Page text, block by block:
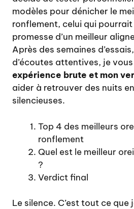
modèles pour dénicher le
ronflement, celui qui
promesse d’un meilleur
Après des semaines
d’écoutes attentives, je
expérience brute et mon
aider à retrouver des nuits
silencieuses.
Top 4 des meilleurs
ronflement
Quel est le meilleur
?
Verdict final
Le silence. C’est tout ce que